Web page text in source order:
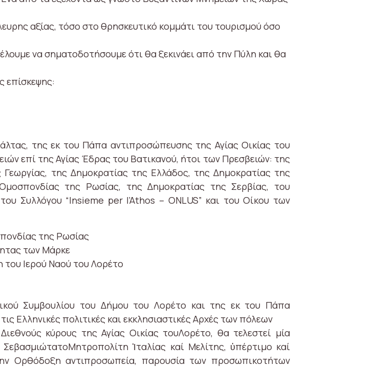
αξίας, τόσο στο θρησκευτικό κομμάτι του τουρισμού όσο
να σηματοδοτήσουμε ότι θα ξεκινάει από την Πύλη και θα
της εκ του Πάπα αντιπροσώπευσης της Αγίας Οικίας του
επί της Αγίας Έδρας του Βατικανού, ήτοι των Πρεσβειών: της
της Δημοκρατίας της Ελλάδος, της Δημοκρατίας της
της Ρωσίας, της Δημοκρατίας της Σερβίας, του
Συλλόγου “Insieme per l’Athos – ONLUS” και του Οίκου των
της Ρωσίας
των Μάρκε
του Ιερού Ναού του Λορέτο
Συμβουλίου του Δήμου του Λορέτο και της εκ του Πάπα
Ελληνικές πολιτικές και εκκλησιαστικές Αρχές των πόλεων
κύρους της Αγίας Οικίας τουΛορέτο, θα τελεστεί μία
Ἰταλίας καί Μελίτης, ὑπέρτιμο καί
Ορθόδοξη αντιπροσωπεία, παρουσία των προσωπικοτήτων